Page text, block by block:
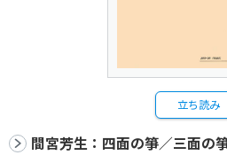
立ち読み
間宮芳生：四面の箏／三面の